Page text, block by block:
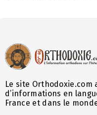
Le site
d’informations en
France et dans le